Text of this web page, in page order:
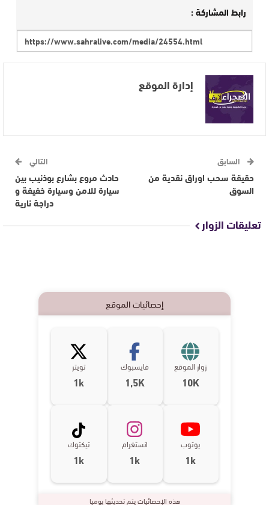
رابط المشاركة :
إدارة الموقع
السابق
حقيقة سحب اوراق نقدية من
السوق
التالي
حادث مروع بشارع بوذنيب بين
سيارة للامن وسيارة خفيفة و
دراجة نارية
تعليقات الزوار
إحصائيات الموقع
زوار الموقع
10K
فايسبوك
1,5K
تويتر
1k
يوتوب
1k
انستغرام
1k
تيكتوك
1k
هذه الإحصائيات يتم تحديثها يوميا